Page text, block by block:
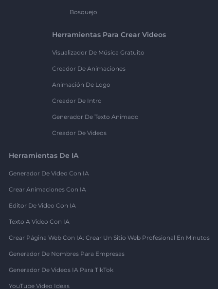
Bosquejo
Herramientas Para Crear Videos
Visualizador De Música Gratuito
Creador De Animaciones
Animación De Logo
Creador De Intro
Generador De Texto Animado
Creador De Videos
Herramientas De IA
Generador De Video Con IA
Crear Animaciones Con IA
Editor De Video Con IA
Texto A Video Con IA
Crear Página Web Con IA: Crear Un Sitio Web Profesional En Minutos
Generador De Nombres Para Empresas
Generador De Videos IA Para TikTok
YouTube Video Ideas